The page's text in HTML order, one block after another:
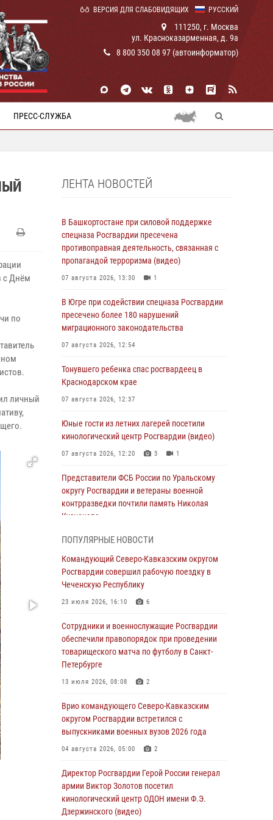
РУССКИЙ
ВЕРСИЯ ДЛЯ СЛАБОВИДЯЩИХ
111250, г. Москва
ул. Красноказарменная, д. 9а
8 800 350 08 97 (автоинформатор)
ПРЕСС-СЛУЖБА
с Днём
по
личный
ЛЕНТА НОВОСТЕЙ
В Башкортостане при силовой поддержке
спецназа Росгвардии пресечена
противоправная деятельность, связанная с
пропагандой терроризма (видео)
07 августа 2026, 13:30 1
В Югре при содействии спецназа Росгвардии
пресечено более 180 нарушений
миграционного законодательства
07 августа 2026, 12:54
Тонувшего ребенка спас росгвардеец в
Краснодарском крае
07 августа 2026, 12:37
Юные гости из летних лагерей посетили
кинологический центр Росгвардии (видео)
07 августа 2026, 12:20 3 1
Представители ФСБ России по Уральскому
округу Росгвардии и ветераны военной
контрразведки почтили память Николая
Кузнецова
Ветеран войск правопорядка генерал-майор
Иван Пияшев – герой выпуска «Легенды
армии с Александром Маршалом»
07 августа 2026, 12:00
Росгвардейцы пресекли попытку руферов
подняться на крышу Смольного собора в
Санкт-Петербурге (видео)
07 августа 2026, 11:34
основам взрывобезопасности
07 августа 2026, 11:33
Рэпер ST посетил раненых росгвардейцев в
ведомства
07 августа 2026, 11:18 2
Патриотическая акция «Каникулы с
ПОПУЛЯРНЫЕ НОВОСТИ
Командующий Северо-Кавказским округом
Росгвардии совершил рабочую поездку в
Чеченскую Республику
23 июля 2026, 16:10 6
Сотрудники и военнослужащие Росгвардии
обеспечили правопорядок при проведении
товарищеского матча по футболу в Санкт-
Петербурге
13 июля 2026, 08:08 2
Врио командующего Северо-Кавказским
округом Росгвардии встретился с
выпускниками военных вузов 2026 года
04 августа 2026, 05:00 2
Директор Росгвардии Герой России генерал
армии Виктор Золотов посетил
кинологический центр ОДОН имени Ф.Э.
Дзержинского (видео)